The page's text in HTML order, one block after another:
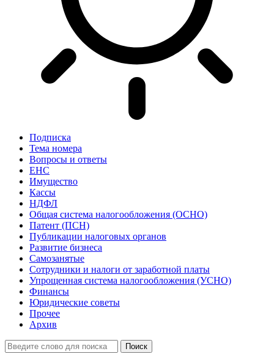
Подписка
Тема номера
Вопросы и ответы
ЕНС
Имущество
Кассы
НДФЛ
Общая система налогообложения (ОСНО)
Патент (ПСН)
Публикации налоговых органов
Развитие бизнеса
Самозанятые
Сотрудники и налоги от заработной платы
Упрощенная система налогообложения (УСНО)
Финансы
Юридические советы
Прочее
Архив